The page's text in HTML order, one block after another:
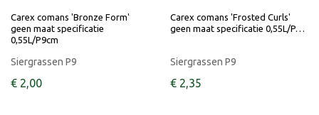
Carex comans 'Bronze Form'
geen maat specificatie
0,55L/P9cm
Siergrassen P9
€ 2,00
Carex comans 'Frosted Curls'
geen maat specificatie 0,55L/P…
Siergrassen P9
€ 2,35